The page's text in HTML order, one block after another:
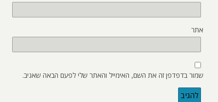
אתר
שמור בדפדפן זה את השם, האימייל והאתר שלי לפעם הבאה שאגיב.